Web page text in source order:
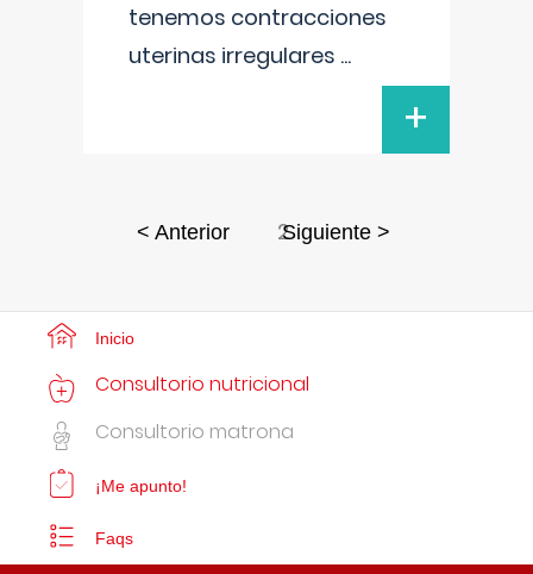
tenemos contracciones
uterinas irregulares ...
+
< Anterior 2Siguiente >
Inicio
Consultorio nutricional
Consultorio matrona
¡Me apunto!
Faqs